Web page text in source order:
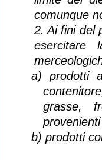
comunque
2. Ai fini del
esercitare
a)prodotti
grasse,
b) prodotti